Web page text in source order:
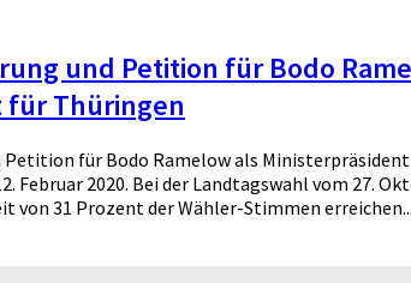
und Petition für Bodo
für Thüringen
für Bodo Ramelow als
Februar 2020. Bei der Landtagswahl vom 27.
von 31 Prozent der Wähler-Stimmen erreichen...